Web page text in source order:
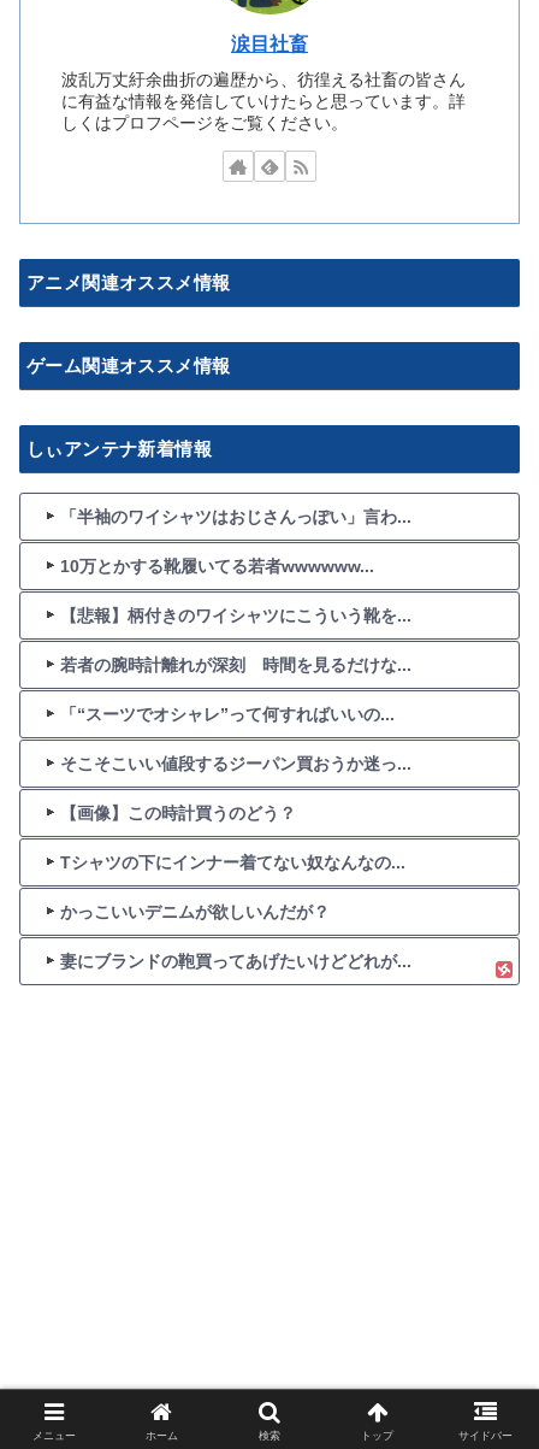
涙目社畜
波乱万丈紆余曲折の遍歴から、彷徨える社畜の皆さん
に有益な情報を発信していけたらと思っています。詳
しくはプロフページをご覧ください。
アニメ関連オススメ情報
ゲーム関連オススメ情報
しぃアンテナ新着情報
「半袖のワイシャツはおじさんっぽい」言わ...
10万とかする靴履いてる若者wwwwww...
【悲報】柄付きのワイシャツにこういう靴を...
若者の腕時計離れが深刻 時間を見るだけな...
「“スーツでオシャレ”って何すればいいの...
そこそこいい値段するジーパン買おうか迷っ...
【画像】この時計買うのどう？
Tシャツの下にインナー着てない奴なんなの...
かっこいいデニムが欲しいんだが？
妻にブランドの鞄買ってあげたいけどどれが...
ホーム 役立つ社畜リリース オープンエイトの「Video
メニュー ホーム 検索 トップ サイドバー